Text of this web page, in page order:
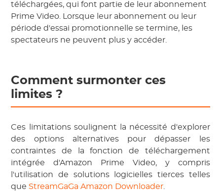
téléchargées, qui font partie de leur abonnement
Prime Video. Lorsque leur abonnement ou leur
période d'essai promotionnelle se termine, les
spectateurs ne peuvent plus y accéder.
Comment surmonter ces
limites ?
Ces limitations soulignent la nécessité d'explorer
des options alternatives pour dépasser les
contraintes de la fonction de téléchargement
intégrée d'Amazon Prime Video, y compris
l'utilisation de solutions logicielles tierces telles
que StreamGaGa Amazon Downloader